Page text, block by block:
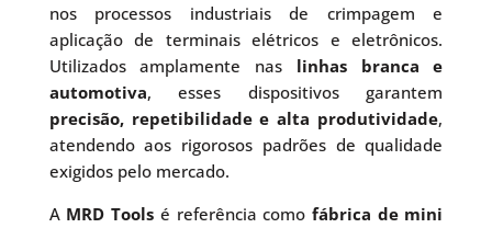
nos processos industriais de crimpagem e
aplicação de terminais elétricos e eletrônicos.
Utilizados amplamente nas linhas branca e
automotiva, esses dispositivos garantem
precisão, repetibilidade e alta produtividade,
atendendo aos rigorosos padrões de qualidade
exigidos pelo mercado.
A MRD Tools é referência como fábrica de mini